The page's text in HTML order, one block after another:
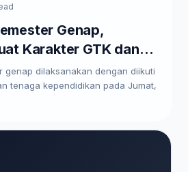
Genap,
Karakter GTK dan
Kerja
genap dilaksanakan dengan diikuti
tenaga kependidikan pada Jumat,